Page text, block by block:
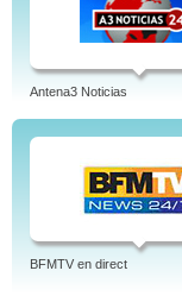
Antena3 Noticias
BFMTV en direct